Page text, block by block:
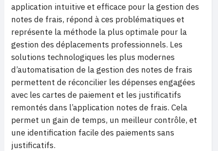
application intuitive et efficace pour la gestion des
notes de frais, répond à ces problématiques et
représente la méthode la plus optimale pour la
gestion des déplacements professionnels. Les
solutions technologiques les plus modernes
d’automatisation de la gestion des notes de frais
permettent de réconcilier les dépenses engagées
avec les cartes de paiement et les justificatifs
remontés dans l’application notes de frais. Cela
permet un gain de temps, un meilleur contrôle, et
une identification facile des paiements sans
justificatifs.